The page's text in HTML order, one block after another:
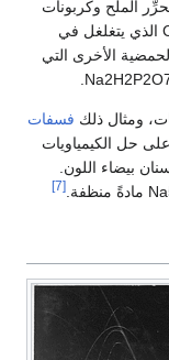
الملح وكربونات
CO2 الذي يتغلغل في
الأخرى التي
ومثال ذلك فسفات
حل الكيمياويات
بيضاء اللون.
[7]